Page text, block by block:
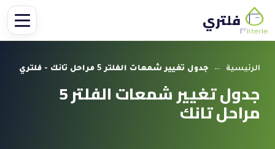
فلتري
الرئيسية ← جدول تغيير شمعات الفلتر 5 مراحل تانك - فلتري
جدول تغيير شمعات الفلتر 5
مراحل تانك